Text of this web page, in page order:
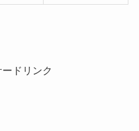
ドリンク